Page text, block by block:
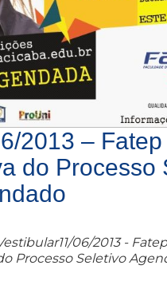
2013 –
do Processo
06/2013 -
Processo Seletivo